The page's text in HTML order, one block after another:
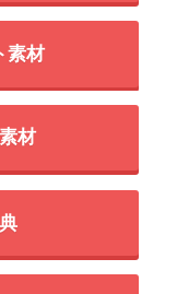
素材
材